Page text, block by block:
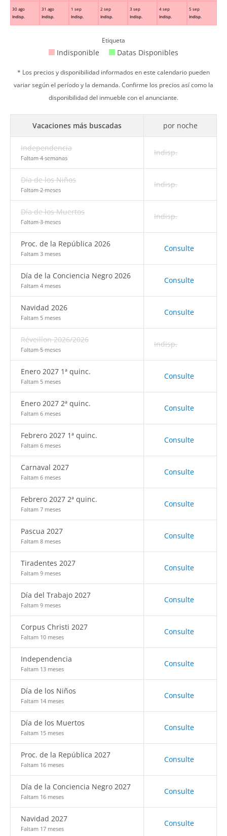
30 ago
Indisp.
31 ago
Indisp.
1 sep
Indisp.
2 sep
Indisp.
3 sep
Indisp.
4 sep
Indisp.
5 sep
Indisp.
Etiqueta
Indisponible Datas Disponibles
* Los precios y disponibilidad informados en este calendario pueden
variar según el período y la demanda. Confirme los precios así como la
disponibilidad del inmueble con el anunciante.
Vacaciones más buscadas por noche
Independencia
Faltam 4 semanas
Indisp.
Día de los Niños
Faltam 2 meses
Indisp.
Día de los Muertos
Faltam 3 meses
Indisp.
Proc. de la República 2026
Faltam 3 meses
Consulte
Día de la Conciencia Negro 2026
Faltam 4 meses
Consulte
Navidad 2026
Faltam 5 meses
Consulte
Réveillon 2026/2026
Faltam 5 meses
Indisp.
Enero 2027 1ª quinc.
Faltam 5 meses
Consulte
Enero 2027 2ª quinc.
Faltam 6 meses
Consulte
Febrero 2027 1ª quinc.
Faltam 6 meses
Consulte
Carnaval 2027
Faltam 6 meses
Consulte
Febrero 2027 2ª quinc.
Faltam 7 meses
Consulte
Pascua 2027
Faltam 8 meses
Consulte
Tiradentes 2027
Faltam 9 meses
Consulte
Día del Trabajo 2027
Faltam 9 meses
Consulte
Corpus Christi 2027
Faltam 10 meses
Consulte
Independencia
Faltam 13 meses
Consulte
Día de los Niños
Faltam 14 meses
Consulte
Día de los Muertos
Faltam 15 meses
Consulte
Proc. de la República 2027
Faltam 16 meses
Consulte
Día de la Conciencia Negro 2027
Faltam 16 meses
Consulte
Navidad 2027
Faltam 17 meses
Consulte